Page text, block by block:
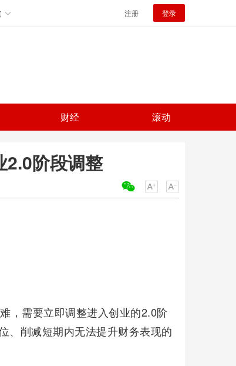
注册 登录
财经 滚动
2.0阶段调整
，需要立即调整进入创业的2.0阶
、削减短期内无法提升财务表现的